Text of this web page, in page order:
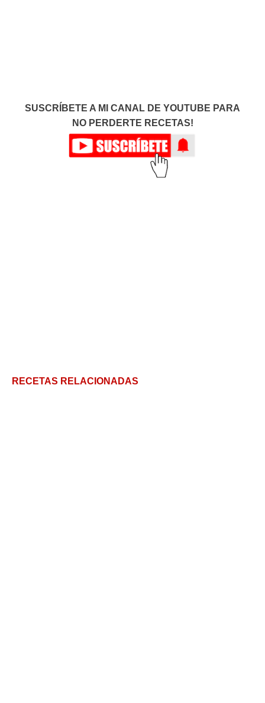
SUSCRÍBETE A MI CANAL DE YOUTUBE PARA
NO PERDERTE RECETAS!
RECETAS RELACIONADAS